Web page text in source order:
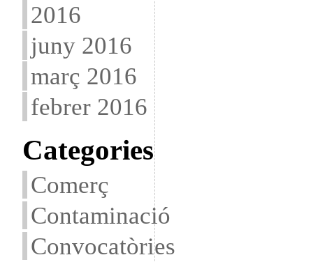
2016
juny 2016
març 2016
febrer 2016
Categories
Comerç
Contaminació
Convocatòries